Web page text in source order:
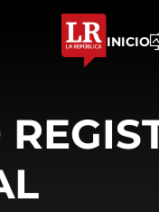
INICIO